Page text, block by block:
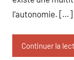
l’autonomie. […]
Continuer la